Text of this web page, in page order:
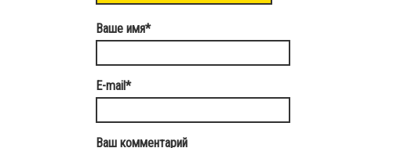
Ваше имя*
E-mail*
Ваш комментарий